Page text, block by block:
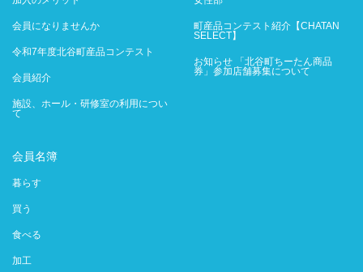
会員になりませんか
令和7年度北谷町産品コンテスト
会員紹介
施設、ホール・研修室の利用につい
て
町産品コンテスト紹介【CHATAN
SELECT】
お知らせ 「北谷町ちーたん商品
券」参加店舗募集について
会員名簿
暮らす
買う
食べる
加工